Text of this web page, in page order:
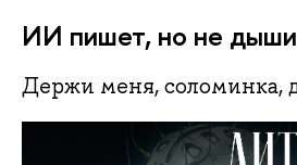
ИИ пишет, но не
Держи меня, соломинка,